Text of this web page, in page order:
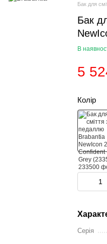
Бак для
Бак
В
5
Колір
Серія